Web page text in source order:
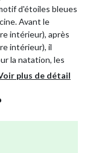
d'étoiles bleues
Avant le
intérieur), après
intérieur), il
la natation, les
double couche est
buse gonflable
plus de détail